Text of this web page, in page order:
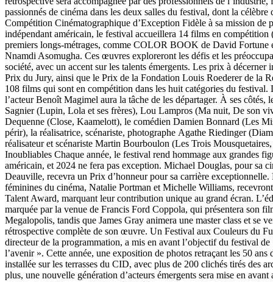
passionnés de cinéma dans les deux salles du festival, dont la
Compétition Cinématographique d’Exception Fidèle à sa mission de
indépendant américain, le festival accueillera 14 films en
premiers longs-métrages, comme COLOR BOOK de David
Nnamdi Asomugha. Ces œuvres exploreront les défis et les
société, avec un accent sur les talents émergents. Les prix à
Prix du Jury, ainsi que le Prix de la Fondation Louis Roederer de la
108 films qui sont en compétition dans les huit catégories du festival.
l’acteur Benoît Magimel aura la tâche de les départager. À ses côtés,
Sagnier (Lupin, Lola et ses frères), Lou Lampros (Ma nuit, De son
Dequenne (Close, Kaamelott), le comédien Damien Bonnard (Les
périr), la réalisatrice, scénariste, photographe Agathe Riedinger
réalisateur et scénariste Martin Bourboulon (Les Trois
Inoubliables Chaque année, le festival rend hommage aux grandes
américain, et 2024 ne fera pas exception. Michael Douglas, pour sa
Deauville, recevra un Prix d’honneur pour sa carrière
féminines du cinéma, Natalie Portman et Michelle Williams,
Talent Award, marquant leur contribution unique au grand écran.
marquée par la venue de Francis Ford Coppola, qui présentera son
Megalopolis, tandis que James Gray animera une master class et se
rétrospective complète de son œuvre. Un Festival aux Couleurs du
directeur de la programmation, a mis en avant l’objectif du festival de
l’avenir ». Cette année, une exposition de photos retraçant les 50 ans
installée sur les terrasses du CID, avec plus de 200 clichés tirés des
plus, une nouvelle génération d’acteurs émergents sera mise en